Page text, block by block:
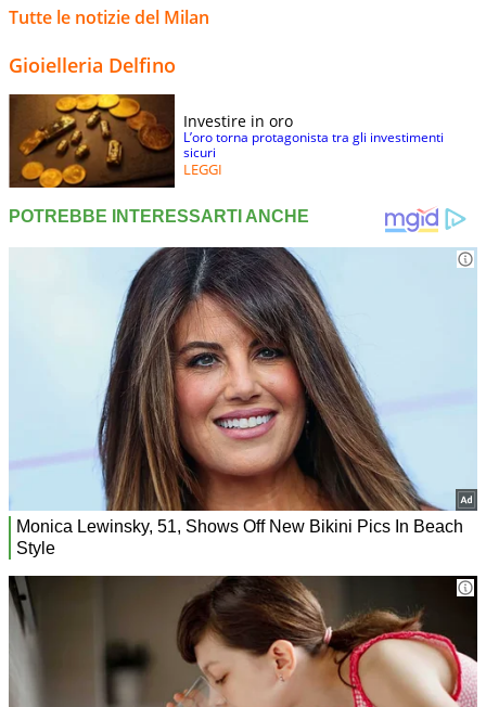
Tutte le notizie del Milan
Gioielleria Delfino
Investire in oro
L’oro torna protagonista tra gli investimenti
sicuri
LEGGI